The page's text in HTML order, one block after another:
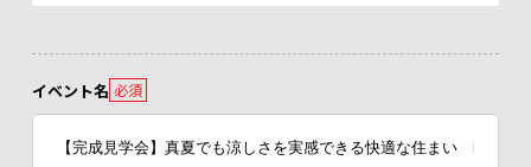
イベント名 必須